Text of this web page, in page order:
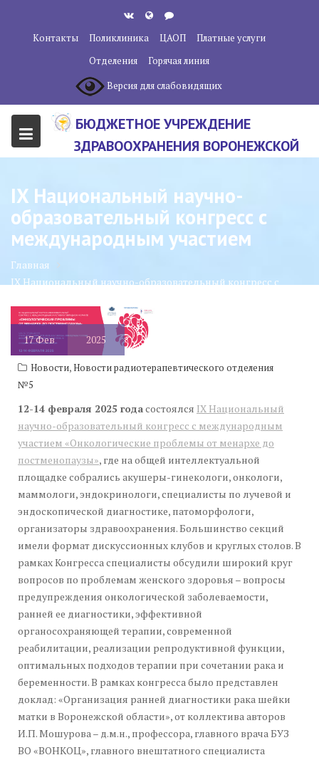
содержанию
Контакты Поликлиника ЦАОП
Платные услуги
Отделения
Горячая линия
Версия для слабовидящих
БЮДЖЕТНОЕ УЧРЕЖДЕНИЕ
ЗДРАВООХРАНЕНИЯ ВОРОНЕЖСКОЙ
ОБЛАСТНОЙ НАУЧНО-
КЛИНИЧЕСКИЙ ОНКОЛОГИЧЕСКИЙ
ЦЕНТР"
IX Национальный научно-
образовательный конгресс с
международным участием
Главная
IX Национальный научно-образовательный конгресс с
17Фев 2025
Новости,Новости радиотерапевтического отделения
№5
12-14 февраля 2025 годасостоялся IX Национальный
научно-образовательный конгресс с международным
участием «Онкологические проблемы от менархе до
постменопаузы», где на общей интеллектуальной
площадке собрались акушеры-гинекологи, онкологи,
маммологи, эндокринологи, специалисты по лучевой и
эндоскопической диагностике, патоморфологи,
организаторы здравоохранения. Большинство секций
имели формат дискуссионных клубов и круглых столов. В
рамках Конгресса специалисты обсудили широкий круг
вопросов по проблемам женского здоровья – вопросы
предупреждения онкологической заболеваемости,
ранней ее диагностики, эффективной
органосохраняющей терапии, современной
реабилитации, реализации репродуктивной функции,
оптимальных подходов терапии при сочетании рака и
беременности. В рамках конгресса было представлен
доклад: «Организация ранней диагностики рака шейки
матки в Воронежской области», от коллектива авторов
И.П. Мошурова – д.м.н., профессора, главного врача БУЗ
ВО «ВОНКОЦ», главного внештатного специалиста